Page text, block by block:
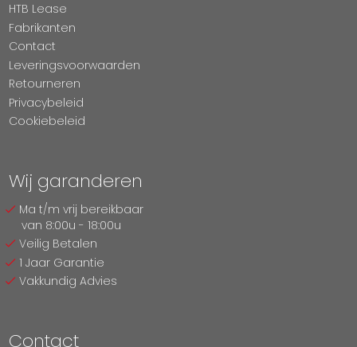
HTB Lease
Fabrikanten
Contact
Leveringsvoorwaarden
Retourneren
Privacybeleid
Cookiebeleid
Wij garanderen
Ma t/m vrij bereikbaar
van 8:00u - 18:00u
Veilig Betalen
1 Jaar Garantie
Vakkundig Advies
Contact